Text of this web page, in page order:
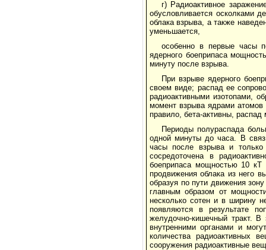
г) Радиоактивное
обусловливается осколками
облака взрыва, а также
уменьшается,
особенно в первые часы
ядерного боеприпаса
минуту после взрыва.
При взрыве ядерного
своем виде; распад ее
радиоактивными изотопами,
момент взрыва ядрами атомов
правило, бета-активны,
Периоды полураспада
одной минуты до часа. В
часы после взрыва и только
сосредоточена в
боеприпаса мощностью 10
продвижения облака из него
образуя по пути движения
главным образом от
несколько сотен и в ширину
появляются в результате
желудочно-кишечный тракт. В
внутренними органами и
количества радиоактивных
сооружения радиоактивные